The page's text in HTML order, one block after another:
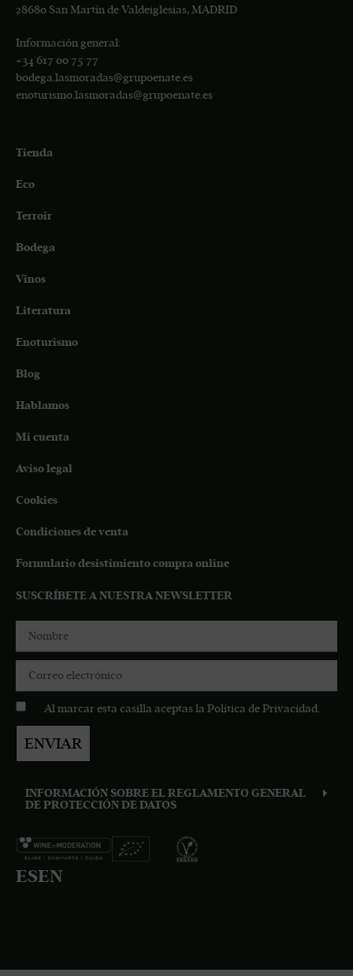
28680 San Martín de Valdeiglesias, MADRID
Información general:
+34 617 00 75 77
bodega.lasmoradas@grupoenate.es
enoturismo.lasmoradas@grupoenate.es
Tienda
Eco
Terroir
Bodega
Vinos
Literatura
Enoturismo
Blog
Hablamos
Mi cuenta
Aviso legal
Cookies
Condiciones de venta
Formulario desistimiento compra online
SUSCRÍBETE A NUESTRA NEWSLETTER
Al marcar esta casilla aceptas la Política de Privacidad.
ENVIAR
INFORMACIÓN SOBRE EL REGLAMENTO GENERAL
DE PROTECCIÓN DE DATOS
ESEN